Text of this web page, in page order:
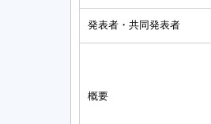
発表者・共同発表者
概要